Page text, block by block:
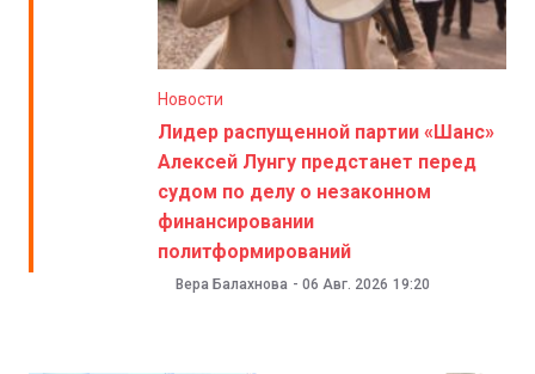
Новости
Лидер распущенной партии «Шанс»
Алексей Лунгу предстанет перед
судом по делу о незаконном
финансировании
политформирований
Вера Балахнова - 06 Авг. 2026 19:20